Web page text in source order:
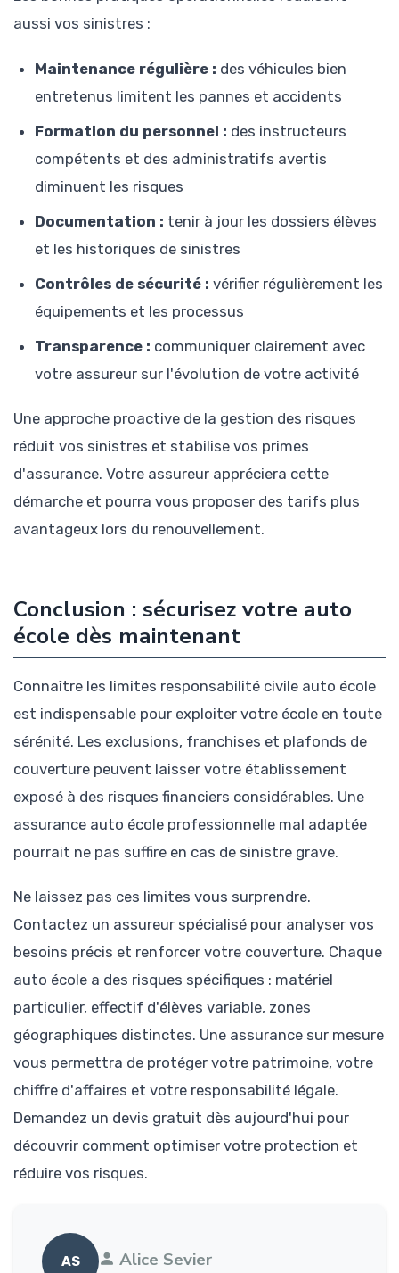
aussi vos sinistres :
Maintenance régulière : des véhicules bien
entretenus limitent les pannes et accidents
Formation du personnel : des instructeurs
compétents et des administratifs avertis
diminuent les risques
Documentation : tenir à jour les dossiers élèves
et les historiques de sinistres
Contrôles de sécurité : vérifier régulièrement les
équipements et les processus
Transparence : communiquer clairement avec
votre assureur sur l'évolution de votre activité
Une approche proactive de la gestion des risques
réduit vos sinistres et stabilise vos primes
d'assurance. Votre assureur appréciera cette
démarche et pourra vous proposer des tarifs plus
avantageux lors du renouvellement.
Conclusion : sécurisez votre auto
école dès maintenant
Connaître les limites responsabilité civile auto école
est indispensable pour exploiter votre école en toute
sérénité. Les exclusions, franchises et plafonds de
couverture peuvent laisser votre établissement
exposé à des risques financiers considérables. Une
assurance auto école professionnelle mal adaptée
pourrait ne pas suffire en cas de sinistre grave.
Ne laissez pas ces limites vous surprendre.
Contactez un assureur spécialisé pour analyser vos
besoins précis et renforcer votre couverture. Chaque
auto école a des risques spécifiques : matériel
particulier, effectif d'élèves variable, zones
géographiques distinctes. Une assurance sur mesure
vous permettra de protéger votre patrimoine, votre
chiffre d'affaires et votre responsabilité légale.
Demandez un devis gratuit dès aujourd'hui pour
découvrir comment optimiser votre protection et
réduire vos risques.
AS Alice Sevier